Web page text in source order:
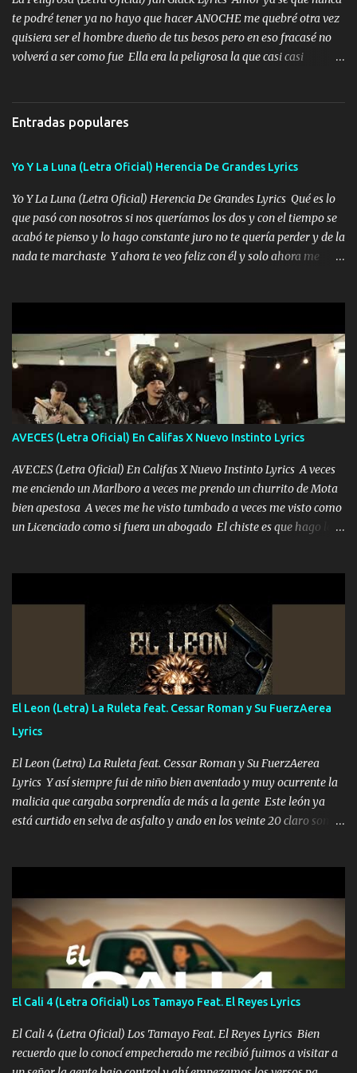
lo que hablo Entre lob...
te podré tener ya no hayo que hacer ANOCHE me quebré otra vez
quisiera ser el hombre dueño de tus besos pero en eso fracasé no
volverá a ser como fue Ella era la peligrosa la que casi casi
años solo pienso en ti mami no me crees se que no me crees
Música Amar me duele estoy rodeado de mujeres pero solo
pasión en la troca tus labios besándome yo quitándote la ropa no
quiero que sea nunca con otra yo quiero llevarte a la Luna y si
quieres en ese momento te pido que seas mi esposa Chingada
madre no quiero dejar de tenerte no ayuda la p'uta loquera y al
chile quisiera ser menos de ti dependiente la pinche tristeza me
encierra princesa tu sabes que nunca saldras de mi mente Ella era
Entradas populares
Yo Y La Luna (Letra Oficial) Herencia De Grandes Lyrics
Yo Y La Luna (Letra Oficial) Herencia De Grandes Lyrics Qué es lo
que pasó con nosotros si nos queríamos los dos y con el tiempo se
acabó te pienso y lo hago constante juro no te quería perder y de la
nada te marchaste Y ahora te veo feliz con él y solo ahora me
pero eso ya no va a pasar me perderé en la soledad Porque me
mirabas bonito si yo no fui el final feliz el final fue triste pa mí Y
duele no tenerte aquí sabiendo que moría por ti yo y la luna
cantamos y por ti nos embriagamos Quién sabe qué será de mí si
contigo fui muy feliz a lo mejor no lloró pero muy en el fondo te
adoro
AVECES (Letra Oficial) En Califas X Nuevo Instinto Lyrics
AVECES (Letra Oficial) En Califas X Nuevo Instinto Lyrics A veces
me enciendo un Marlboro a veces me prendo un churrito de Mota
bien apestosa A veces me he visto tumbado a veces me visto como
un Licenciado como si fuera un abogado El chiste es que hago lo
corriente no quieren verte subir de level trucha mis plebes Música
A veces me pongo un sombrero a veces me ven la cachucha de lado
con la mirada siempre en alto A veces me fajó una super o a veces
me fajó una Glock siempre armado todas las generaciones yo
traigo El chiste es que hago lo que quiero pues así soy me mandó
yo tengo el control a todos yo les paro el dedo soy hocicon un
malcriado un malandrón Que Les importa no saben nada falsas
las risas las que me miran hay gente corriente no quieren ve...
El Leon (Letra) La Ruleta feat. Cessar Roman y Su FuerzAerea
Lyrics
El Leon (Letra) La Ruleta feat. Cessar Roman y Su FuerzAerea
Lyrics Y así siempre fui de niño bien aventado y muy ocurrente la
malicia que cargaba sorprendía de más a la gente Este león ya
está curtido en selva de asfalto y ando en los veinte 20 claro son
pa más pues hay charola les voy a dar hasta topar pues no hay de
otra Música Surcando bien mi camino voy por mi línea no veo a
los lados aquel que no corre vuela no se me duerm voy chicoteado
Ya pasé varias hazañas ya tienen rato que me agarran el colmillo
de este León los estatales no sé esperaron Al tiro esta la PrimiZa
también la nueve que cargo al lado doy la mano al que su amigo y
al traicionero damos pa abajo Y No me paran aquí hay pa más
pues hay charola les voy a dar hasta topar pues no hay de otra...
El Cali 4 (Letra Oficial) Los Tamayo Feat. El Reyes Lyrics
El Cali 4 (Letra Oficial) Los Tamayo Feat. El Reyes Lyrics Bien
recuerdo que lo conocí empecherado me recibió fuimos a visitar a